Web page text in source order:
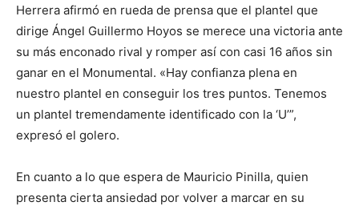
Herrera afirmó en rueda de prensa que el plantel que
dirige Ángel Guillermo Hoyos se merece una victoria ante
su más enconado rival y romper así con casi 16 años sin
ganar en el Monumental. «Hay confianza plena en
nuestro plantel en conseguir los tres puntos. Tenemos
un plantel tremendamente identificado con la ‘U’”,
expresó el golero.
En cuanto a lo que espera de Mauricio Pinilla, quien
presenta cierta ansiedad por volver a marcar en su